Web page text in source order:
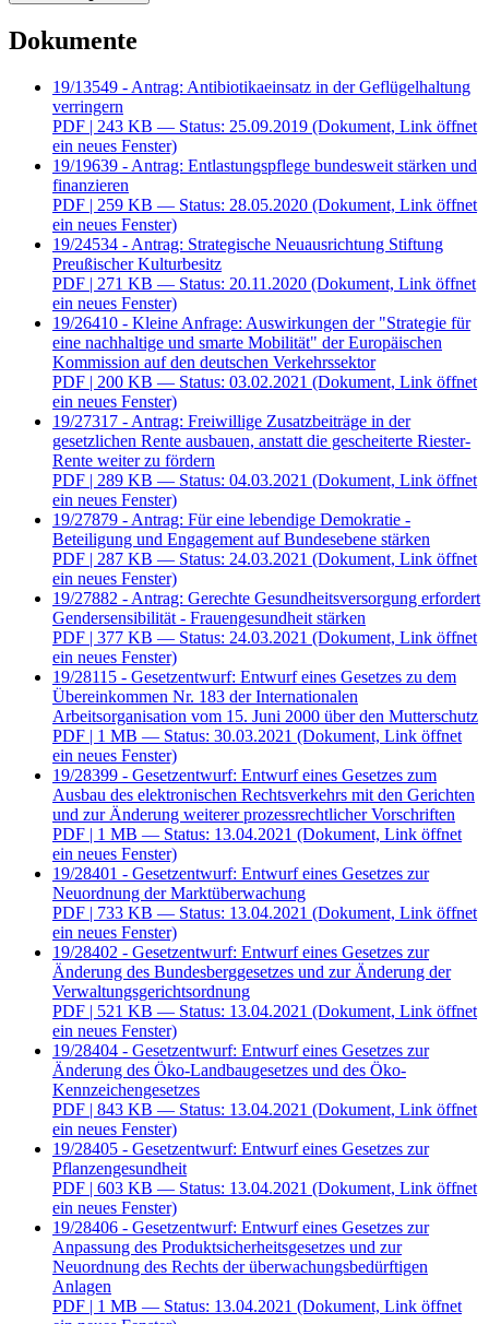
Dokumente
19/13549 - Antrag: Antibiotikaeinsatz in der Geflügelhaltung
verringern
PDF | 243 KB — Status: 25.09.2019 (Dokument, Link öffnet
ein neues Fenster)
19/19639 - Antrag: Entlastungspflege bundesweit stärken und
finanzieren
PDF | 259 KB — Status: 28.05.2020 (Dokument, Link öffnet
ein neues Fenster)
19/24534 - Antrag: Strategische Neuausrichtung Stiftung
Preußischer Kulturbesitz
PDF | 271 KB — Status: 20.11.2020 (Dokument, Link öffnet
ein neues Fenster)
19/26410 - Kleine Anfrage: Auswirkungen der "Strategie für
eine nachhaltige und smarte Mobilität" der Europäischen
Kommission auf den deutschen Verkehrssektor
PDF | 200 KB — Status: 03.02.2021 (Dokument, Link öffnet
ein neues Fenster)
19/27317 - Antrag: Freiwillige Zusatzbeiträge in der
gesetzlichen Rente ausbauen, anstatt die gescheiterte Riester-
Rente weiter zu fördern
PDF | 289 KB — Status: 04.03.2021 (Dokument, Link öffnet
ein neues Fenster)
19/27879 - Antrag: Für eine lebendige Demokratie -
Beteiligung und Engagement auf Bundesebene stärken
PDF | 287 KB — Status: 24.03.2021 (Dokument, Link öffnet
ein neues Fenster)
19/27882 - Antrag: Gerechte Gesundheitsversorgung erfordert
Gendersensibilität - Frauengesundheit stärken
PDF | 377 KB — Status: 24.03.2021 (Dokument, Link öffnet
ein neues Fenster)
19/28115 - Gesetzentwurf: Entwurf eines Gesetzes zu dem
Übereinkommen Nr. 183 der Internationalen
Arbeitsorganisation vom 15. Juni 2000 über den Mutterschutz
PDF | 1 MB — Status: 30.03.2021 (Dokument, Link öffnet
ein neues Fenster)
19/28399 - Gesetzentwurf: Entwurf eines Gesetzes zum
Ausbau des elektronischen Rechtsverkehrs mit den Gerichten
und zur Änderung weiterer prozessrechtlicher Vorschriften
PDF | 1 MB — Status: 13.04.2021 (Dokument, Link öffnet
ein neues Fenster)
19/28401 - Gesetzentwurf: Entwurf eines Gesetzes zur
Neuordnung der Marktüberwachung
PDF | 733 KB — Status: 13.04.2021 (Dokument, Link öffnet
ein neues Fenster)
19/28402 - Gesetzentwurf: Entwurf eines Gesetzes zur
Änderung des Bundesberggesetzes und zur Änderung der
Verwaltungsgerichtsordnung
PDF | 521 KB — Status: 13.04.2021 (Dokument, Link öffnet
ein neues Fenster)
19/28404 - Gesetzentwurf: Entwurf eines Gesetzes zur
Änderung des Öko-Landbaugesetzes und des Öko-
Kennzeichengesetzes
PDF | 843 KB — Status: 13.04.2021 (Dokument, Link öffnet
ein neues Fenster)
19/28405 - Gesetzentwurf: Entwurf eines Gesetzes zur
Pflanzengesundheit
PDF | 603 KB — Status: 13.04.2021 (Dokument, Link öffnet
ein neues Fenster)
19/28406 - Gesetzentwurf: Entwurf eines Gesetzes zur
Anpassung des Produktsicherheitsgesetzes und zur
Neuordnung des Rechts der überwachungsbedürftigen
Anlagen
PDF | 1 MB — Status: 13.04.2021 (Dokument, Link öffnet